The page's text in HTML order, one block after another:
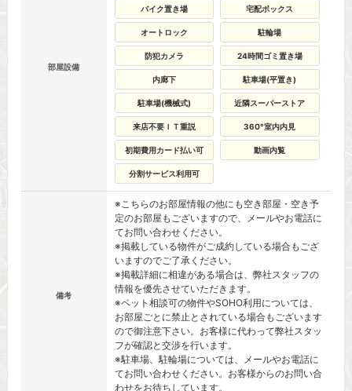
部屋設備
バイク置き場 宅配ボックス
オートロック 駐輪場
防犯カメラ 24時間ゴミ置き場
内廊下 駐車場(平置き)
駐車場(機械式) 近隣スーパーストア
来店不要ＩＴ重説 360°室内内見
初期費用カード払い可 動画内覧
分割サービス利用可
備考
※こちらのお部屋情報の他にも空き部屋・空き予
定のお部屋もございますので、メールやお電話に
てお問い合わせください。
※掲載している物件がご成約している場合もござ
いますのでご了承ください。
※掲載詳細に相違がある場合は、弊社スタッフの
情報を優先させていただきます。
※ペット相談可の物件やSOHO利用については、
お部屋ごとに禁止とされている場合もございます
ので御注意下さい。お客様に代わって弊社スタッ
フが確認と交渉を行います。
※駐車場、駐輪場については、メールやお電話に
てお問い合わせください。お客様からのお問い合
わせをお待ちしています。